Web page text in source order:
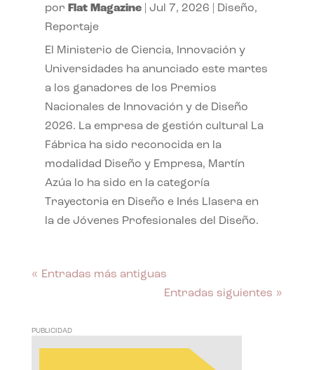
por Flat Magazine| Jul 7, 2026 Diseño,
Reportaje
El Ministerio de Ciencia, Innovación y
Universidades ha anunciado este martes
a los ganadores de los Premios
Nacionales de Innovación y de Diseño
2026. La empresa de gestión cultural La
Fábrica ha sido reconocida en la
modalidad Diseño y Empresa, Martín
Azúa lo ha sido en la categoría
Trayectoria en Diseño e Inés Llasera en
la de Jóvenes Profesionales del Diseño.
« Entradas más antiguas
Entradas siguientes »
PUBLICIDAD